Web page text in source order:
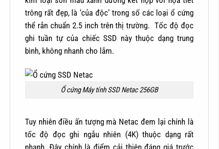
trông rất đẹp, là ‘của độc’ trong số các loại ổ cứng
thể rắn chuẩn 2.5 inch trên thị trường. Tốc độ đọc
ghi tuần tự của chiếc SSD này thuộc dạng trung
bình, không nhanh cho lắm.
Ổ cứng Máy tính SSD Netac 256GB
Tuy nhiên điều ấn tượng mà Netac đem lại chính là
tốc độ đọc ghi ngẫu nhiên (4K) thuộc dạng rất
nhanh. Đây chính là điểm cải thiện đáng giá trước